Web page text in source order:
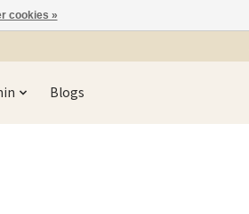
Blogs
cookies »